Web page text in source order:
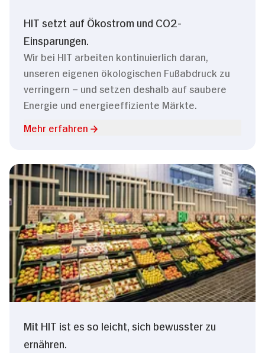
HIT setzt auf Ökostrom und CO2-
Einsparungen.
Wir bei HIT arbeiten kontinuierlich daran,
unseren eigenen ökologischen Fußabdruck zu
verringern – und setzen deshalb auf saubere
Energie und energieeffiziente Märkte.
Mehr erfahren
Mit HIT ist es so leicht, sich bewusster zu
ernähren.